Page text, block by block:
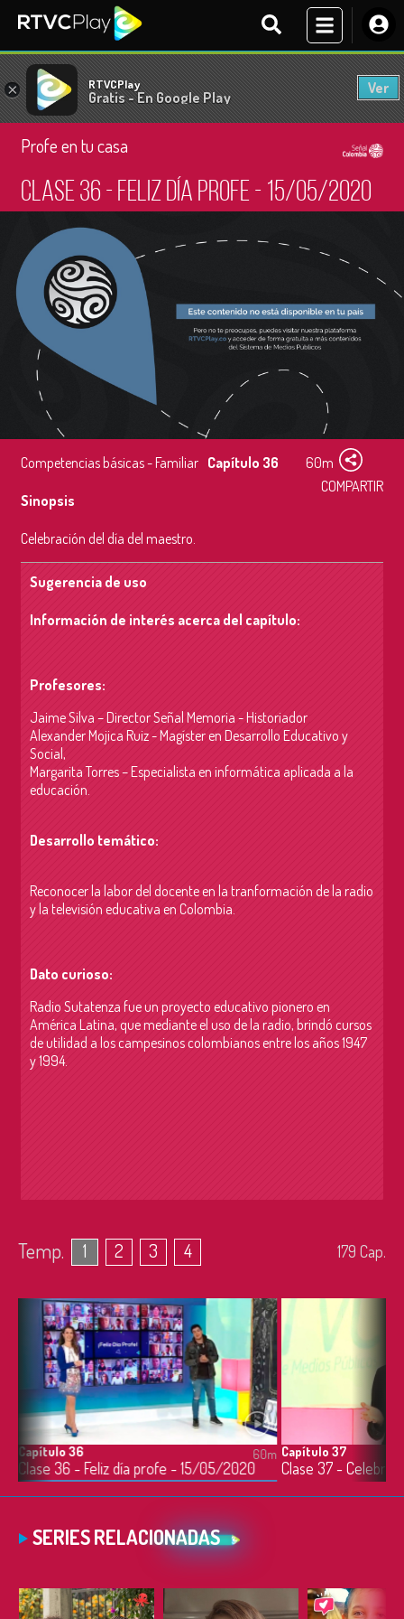
× RTVCPlay
Gratis - En Google Play
Ver
Profe en tu casa
Clase 36 - Feliz día profe - 15/05/2020
Competencias básicas - Familiar Capítulo 36
60m
COMPARTIR
Sinopsis
Celebración del día del maestro.
Sugerencia de uso
Información de interés acerca del capítulo:
Profesores:
Jaime Silva – Director Señal Memoria - Historiador
Alexander Mojica Ruiz - Magíster en Desarrollo Educativo y
Social,
Margarita Torres – Especialista en informática aplicada a la
educación.
Desarrollo temático:
Reconocer la labor del docente en la tranformación de la radio
y la televisión educativa en Colombia.
Dato curioso:
Radio Sutatenza fue un proyecto educativo pionero en
América Latina, que mediante el uso de la radio, brindó cursos
de utilidad a los campesinos colombianos entre los años 1947
y 1994.
Temp. 1 2 3 4 179 Cap.
Capítulo 36
Clase 36 - Feliz día profe - 15/05/2020
60m Capítulo 37
SERIES RELACIONADAS